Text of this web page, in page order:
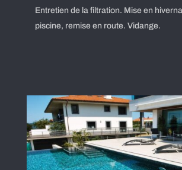
Entretien de la filtration. Mise en
piscine, remise en route. Vidange.